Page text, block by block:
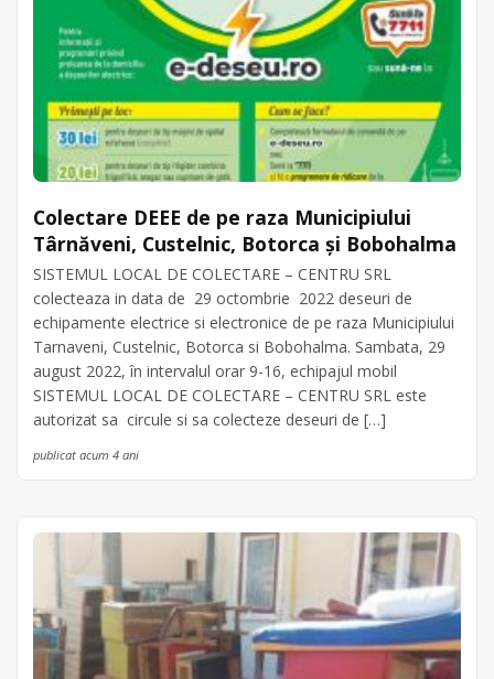
Colectare DEEE de pe raza Municipiului
Târnăveni, Custelnic, Botorca și Bobohalma
SISTEMUL LOCAL DE COLECTARE – CENTRU SRL
colecteaza in data de 29 octombrie 2022 deseuri de
echipamente electrice si electronice de pe raza Municipiului
Tarnaveni, Custelnic, Botorca si Bobohalma. Sambata, 29
august 2022, în intervalul orar 9-16, echipajul mobil
SISTEMUL LOCAL DE COLECTARE – CENTRU SRL este
autorizat sa circule si sa colecteze deseuri de […]
publicat acum 4 ani